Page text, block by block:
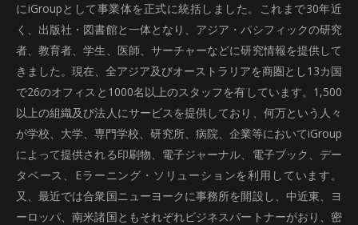
にiGroupとして事業体を正式に統括しました。これまで30年近
く、出版社・図書館と一体となり、アジア・パシフィックの研究
者、教育者、学生、医師、サーチャーなどに研究情報を提供して
きました。現在、全アジア及びオーストラリアを商圏とし13カ国
で26のオフィスと1000名以上のスタッフを有しています。1,500
以上の組織及び法人にサービスを提供しており、何万という人々
が学校、大学、専門学校、研究所、病院、企業等においてiGroup
によって提供される印刷物、電子ジャーナル、電子ブック、デー
タベース、Eラーニング・ソリューションを利用しています。
又、最近では合衆国ニューヨークに事務所を開設し、中近東、ヨ
ーロッパ、南米諸国ともそれぞれビジネスパートナーがおり、密